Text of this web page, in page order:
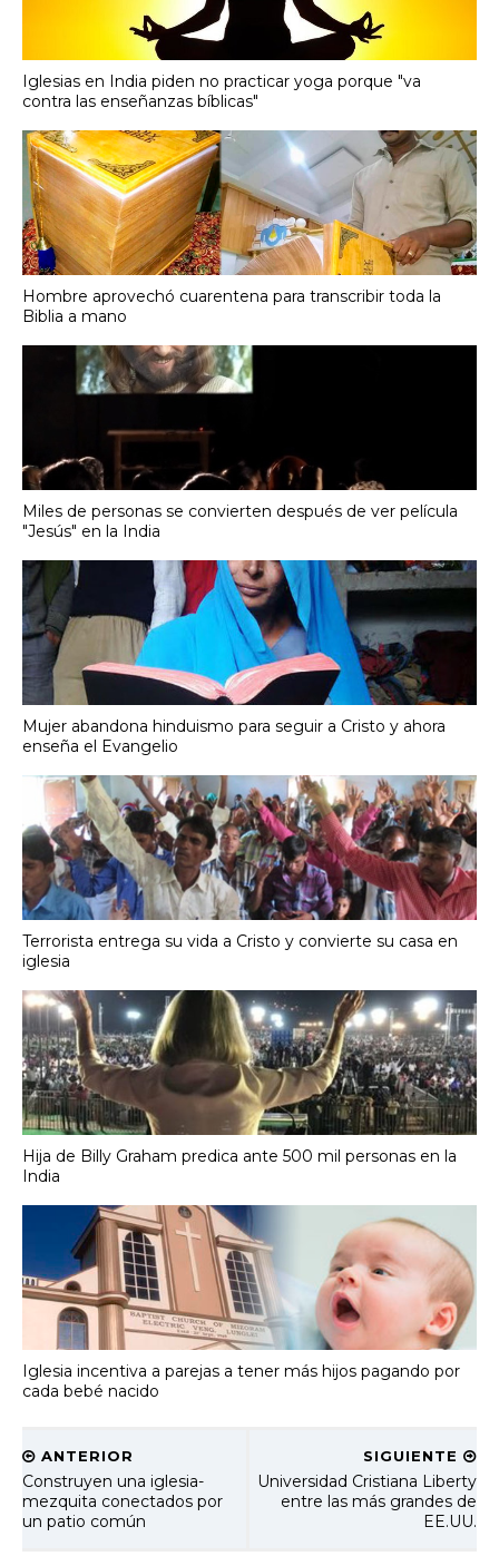
Iglesias en India piden no practicar yoga porque "va
contra las enseñanzas bíblicas"
Hombre aprovechó cuarentena para transcribir toda la
Biblia a mano
Miles de personas se convierten después de ver película
"Jesús" en la India
Mujer abandona hinduismo para seguir a Cristo y ahora
enseña el Evangelio
Terrorista entrega su vida a Cristo y convierte su casa en
iglesia
Hija de Billy Graham predica ante 500 mil personas en la
India
Iglesia incentiva a parejas a tener más hijos pagando por
cada bebé nacido
SIGUIENTE
Universidad Cristiana Liberty
entre las más grandes de
EE.UU.
ANTERIOR
Construyen una iglesia-
mezquita conectados por
un patio común